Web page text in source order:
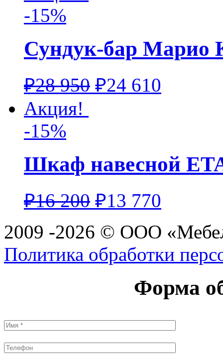
-15%
Сундук-бар Марио
₽28 950 ₽24 610
Акция!
-15%
Шкаф навесной
₽16 200 ₽13 770
2009 -2026 © ООО
Политика обработки
Форма